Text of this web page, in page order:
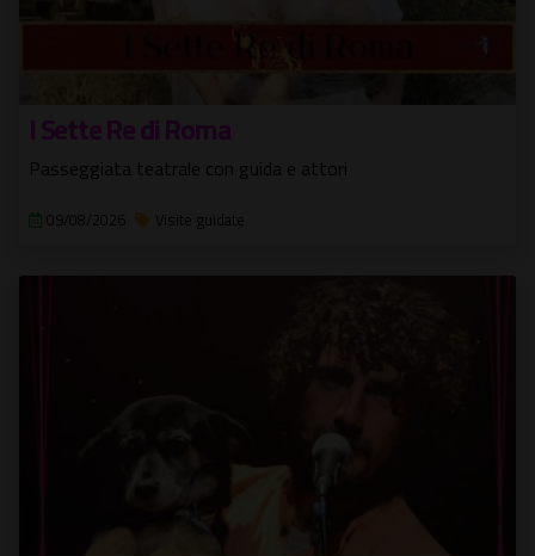
I Sette Re di Roma
Passeggiata teatrale con guida e attori
09/08/2026 Visite guidate